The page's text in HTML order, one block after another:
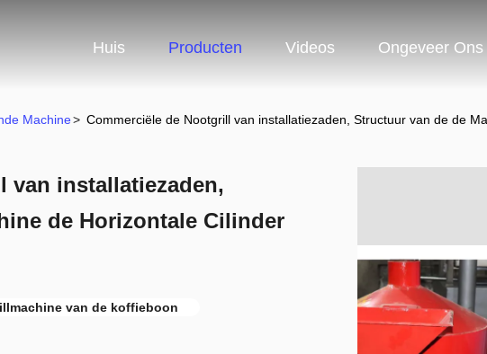
Huis Producten Videos Ongeveer Ons
Machine> Commerciële de Nootgrill van installatiezaden, Structuur van de de
van installatiezaden,
de Horizontale Cilinder
van de koffieboon